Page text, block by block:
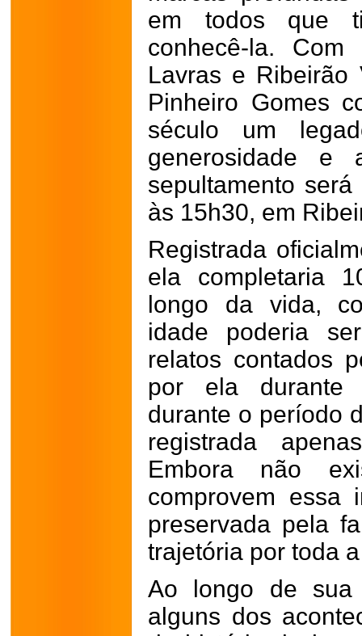
em todos que
conhecê-la.
Lavras e Ribeirão
Pinheiro Gomes
século um
generosidade e
sepultamento
às 15h30, em
Registrada
ela completaria
longo da vida,
idade poderia
relatos contados
por ela durante
durante o período
registrada
Embora não
comprovem essa
preservada pela
trajetória por toda
Ao longo de sua
alguns dos